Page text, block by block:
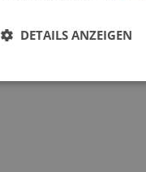
DETAILS ANZEIGEN